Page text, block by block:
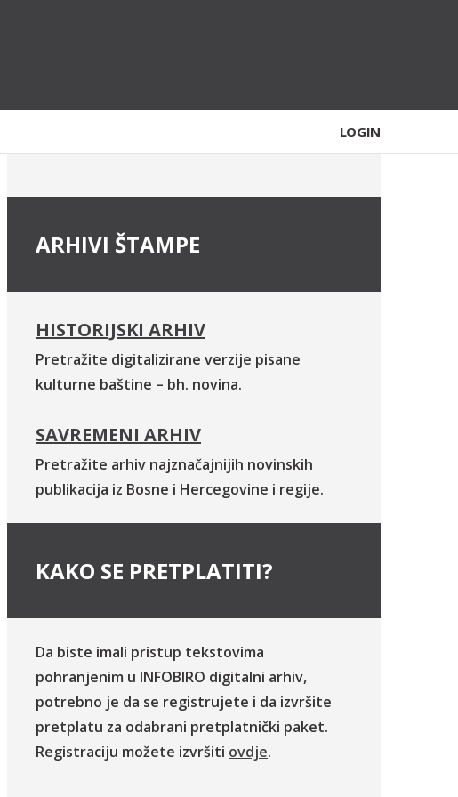
LOGIN
ARHIVI ŠTAMPE
HISTORIJSKI ARHIV
Pretražite digitalizirane verzije pisane
kulturne baštine – bh. novina.
SAVREMENI ARHIV
Pretražite arhiv najznačajnijih novinskih
publikacija iz Bosne i Hercegovine i regije.
KAKO SE PRETPLATITI?
Da biste imali pristup tekstovima
pohranjenim u INFOBIRO digitalni arhiv,
potrebno je da se registrujete i da izvršite
pretplatu za odabrani pretplatnički paket.
Registraciju možete izvršiti ovdje.